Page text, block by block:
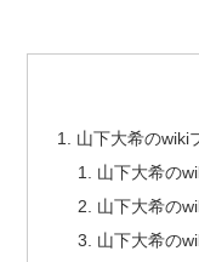
山下大希のwiki
山下大希の
山下大希の
山下大希の